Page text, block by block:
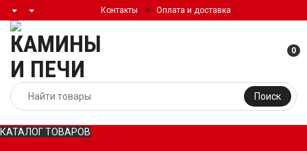
Контакты Оплата и доставка
Поиск
0
КАТАЛОГ ТОВАРОВ